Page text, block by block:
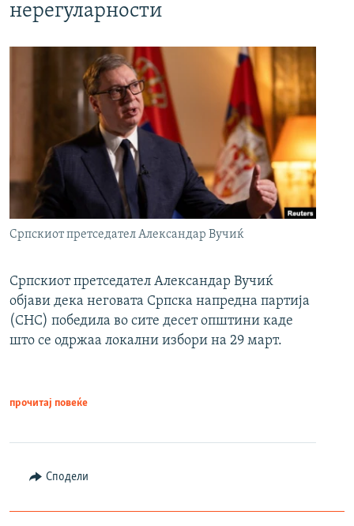
нерегуларности
Српскиот претседател Александар Вучиќ
Српскиот претседател Александар Вучиќ
објави дека неговата Српска напредна партија
(СНС) победила во сите десет општини каде
што се одржаа локални избори на 29 март.
прочитај повеќе
Сподели